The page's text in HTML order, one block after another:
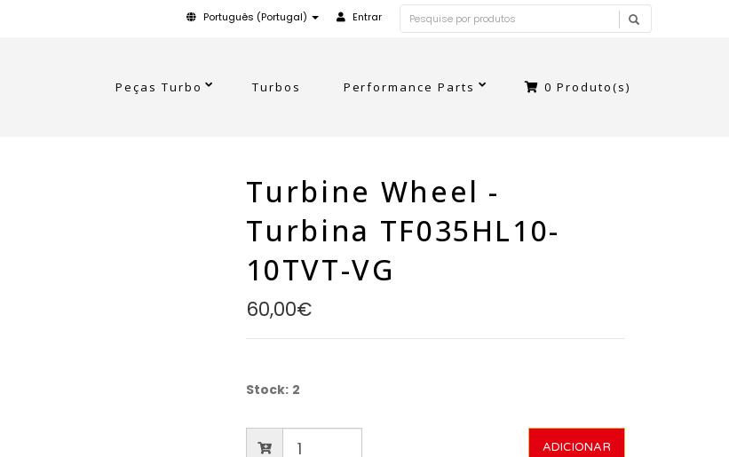
Português (Portugal) Entrar
Peças Turbo Turbos Performance Parts 0 Produto(s)
Turbine Wheel -
Turbina TF035HL10-
10TVT-VG
60,00€
Stock: 2